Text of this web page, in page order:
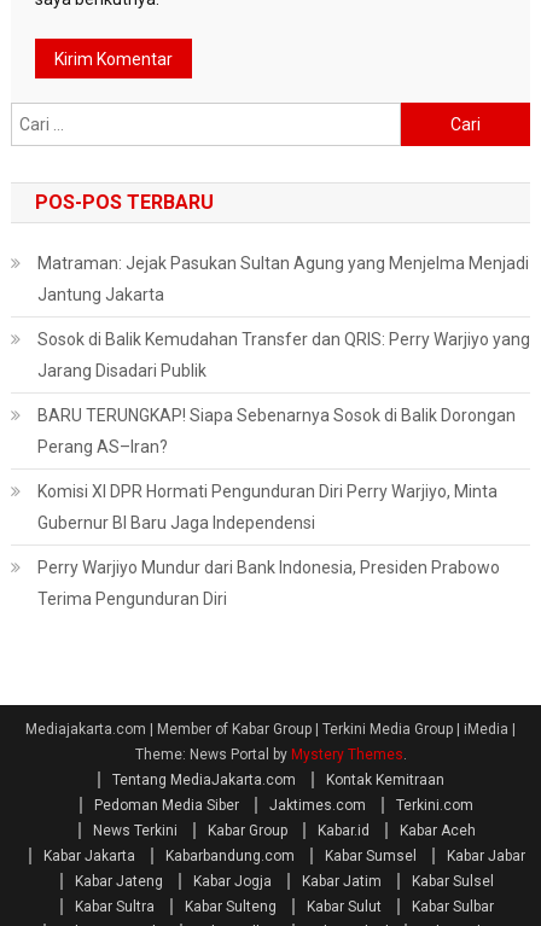
untuk:
POS-POS TERBARU
Matraman: Jejak Pasukan Sultan Agung yang Menjelma Menjadi
Jantung Jakarta
Sosok di Balik Kemudahan Transfer dan QRIS: Perry Warjiyo yang
Jarang Disadari Publik
BARU TERUNGKAP! Siapa Sebenarnya Sosok di Balik Dorongan
Perang AS–Iran?
Komisi XI DPR Hormati Pengunduran Diri Perry Warjiyo, Minta
Gubernur BI Baru Jaga Independensi
Perry Warjiyo Mundur dari Bank Indonesia, Presiden Prabowo
Terima Pengunduran Diri
Mediajakarta.com | Member of Kabar Group | Terkini Media Group | iMedia
Theme: News Portal by Mystery Themes.
Tentang MediaJakarta.com
Kontak Kemitraan
Pedoman Media Siber
Jaktimes.com
Terkini.com
News Terkini
Kabar Group Kabar.id
Kabar Aceh
Kabar Jakarta
Kabarbandung.com Kabar Sumsel
Kabar Jabar
Kabar Jateng
Kabar Jogja Kabar Jatim
Kabar Sulsel
Kabar Sultra
Kabar Sulteng Kabar Sulut
Kabar Sulbar